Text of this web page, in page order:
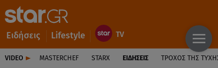
Ειδήσεις Lifestyle
VIDEO MASTERCHEF STARX ΕΙΔΉΣΕΙΣ ΤΡΟΧΌΣ ΤΗΣ